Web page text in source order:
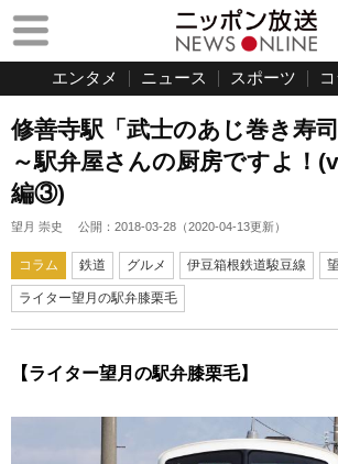
エンタメ ニュース スポーツ
修善寺駅「武士のあじ巻き寿
～駅弁屋さんの厨房ですよ！
編③)
望月 崇史 公開： 2018-03-28 （2020-04-13更新）
コラム 鉄道 グルメ 伊豆箱根鉄道駿豆線
ライター望月の駅弁膝栗毛
【ライター望月の駅弁膝栗毛】